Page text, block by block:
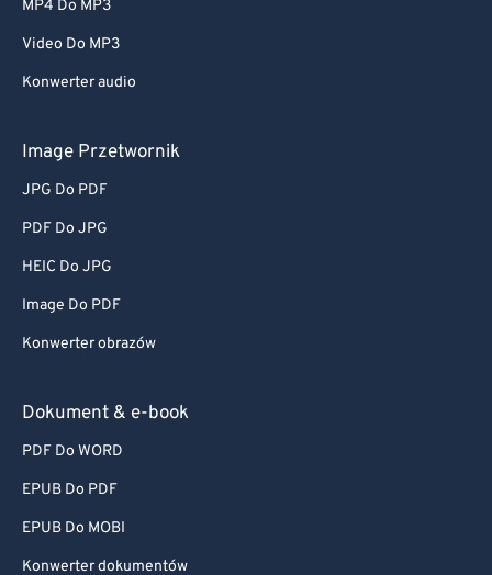
MP4 Do MP3
Video Do MP3
Konwerter audio
Image Przetwornik
JPG Do PDF
PDF Do JPG
HEIC Do JPG
Image Do PDF
Konwerter obrazów
Dokument & e-book
PDF Do WORD
EPUB Do PDF
EPUB Do MOBI
Konwerter dokumentów